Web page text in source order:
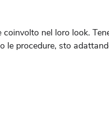
nel loro look.
le procedure, sto